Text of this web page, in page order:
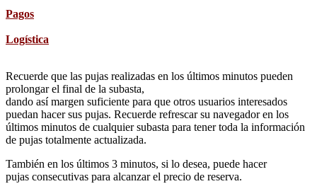
Pagos
Logística
Recuerde que las pujas realizadas en los últimos minutos pueden
prolongar el final de la subasta,
dando así margen suficiente para que otros usuarios interesados
puedan hacer sus pujas. Recuerde refrescar su navegador en los
últimos minutos de cualquier subasta para tener toda la información
de pujas totalmente actualizada.
También en los últimos 3 minutos, si lo desea, puede hacer
pujas consecutivas para alcanzar el precio de reserva.